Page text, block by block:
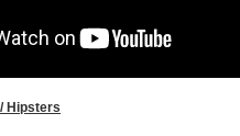
Hipsters